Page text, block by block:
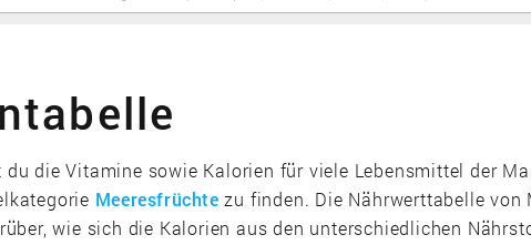
die Vitamine sowie Kalorien für viele Lebensmittel der
Meeresfrüchte zu finden. Die Nährwerttabelle
wie sich die Kalorien aus den unterschiedlichen